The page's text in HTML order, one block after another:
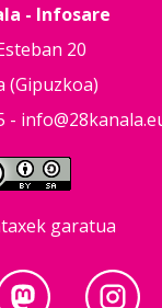
- Infosare
20
(Gipuzkoa)
-
garatua